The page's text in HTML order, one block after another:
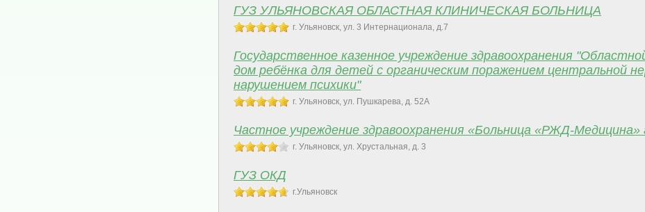
ГУЗ УЛЬЯНОВСКАЯ ОБЛАСТНАЯ КЛИНИЧЕСКАЯ БОЛЬНИЦА
г. Ульяновск, ул. 3 Интернационала, д.7
Государственное казенное учреждение здравоохранения
дом ребёнка для детей с органическим поражением центральной
нарушением психики"
г. Ульяновск, ул. Пушкарева, д. 52А
Частное учреждение здравоохранения «Больница «РЖД-Медицина»
г. Ульяновск, ул. Хрустальная, д. 3
ГУЗ ОКД
г.Ульяновск